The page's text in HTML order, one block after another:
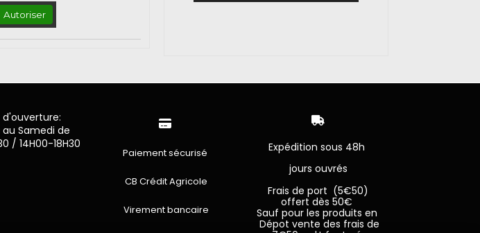
Autoriser
d'ouverture:
au Samedi de
/ 14H00-18H30

Paiement sécurisé
CB Crédit Agricole
Virement bancaire

Expédition sous 48h
jours ouvrés
Frais de port (5€50)
offert dès 50€
Sauf pour les produits en
Dépot vente des frais de